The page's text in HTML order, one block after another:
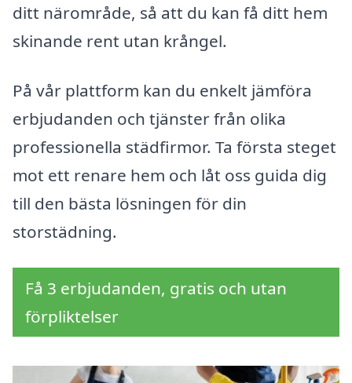
ditt närområde, så att du kan få ditt hem
skinande rent utan krångel.
På vår plattform kan du enkelt jämföra
erbjudanden och tjänster från olika
professionella städfirmor. Ta första steget
mot ett renare hem och låt oss guida dig
till den bästa lösningen för din
storstädning.
Få 3 erbjudanden, gratis och utan
förpliktelser